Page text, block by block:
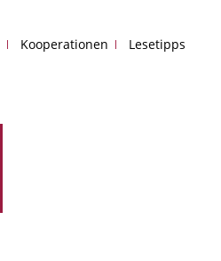
Kooperationen Lesetipps